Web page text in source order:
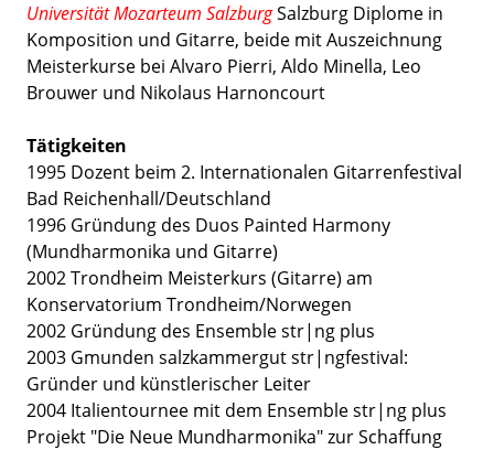
Universität Mozarteum SalzburgSalzburg Diplome in
Komposition und Gitarre, beide mit Auszeichnung
Meisterkurse bei Alvaro Pierri, Aldo Minella, Leo
Brouwer und Nikolaus Harnoncourt
Tätigkeiten
1995 Dozent beim 2. Internationalen Gitarrenfestival
Bad Reichenhall/Deutschland
1996 Gründung des Duos Painted Harmony
(Mundharmonika und Gitarre)
2002 Trondheim Meisterkurs (Gitarre) am
Konservatorium Trondheim/Norwegen
2002 Gründung des Ensemble str|ng plus
2003 Gmunden salzkammergut str|ngfestival:
Gründer und künstlerischer Leiter
2004 Italientournee mit dem Ensemble str|ng plus
Projekt "Die Neue Mundharmonika" zur Schaffung